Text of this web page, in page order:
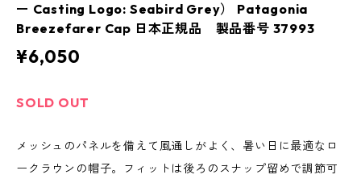
ー Casting Logo: Seabird Grey） Patagonia
Breezefarer Cap 日本正規品 製品番号 37993
¥6,050
SOLD OUT
メッシュのパネルを備えて風通しがよく、暑い日に最適なロ
ークラウンの帽子。フィットは後ろのスナップ留めで調節可